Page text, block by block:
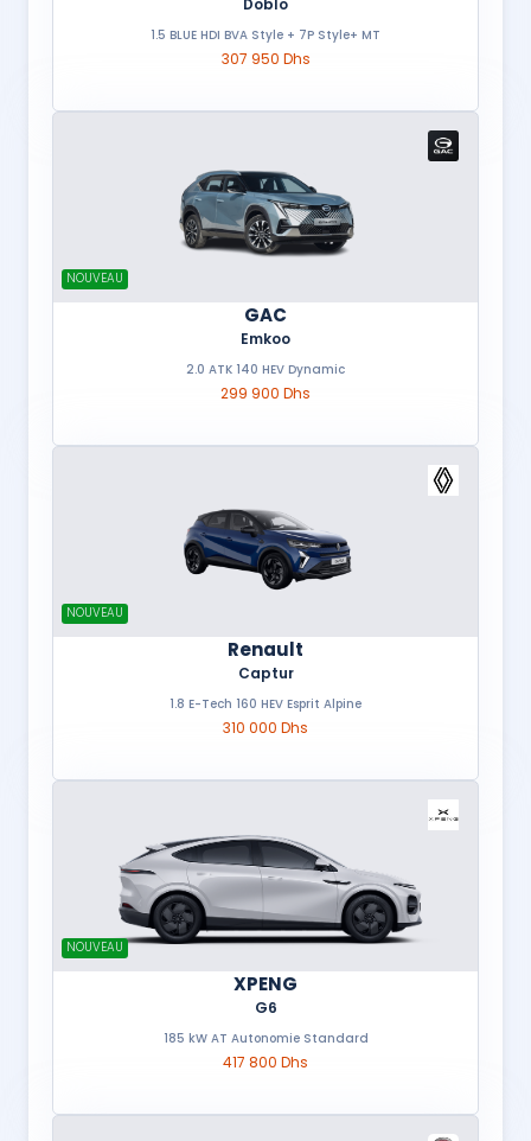
Doblo
1.5 BLUE HDI BVA Style + 7P Style+ MT
307 950 Dhs
NOUVEAU
GAC
Emkoo
2.0 ATK 140 HEV Dynamic
299 900 Dhs
NOUVEAU
Renault
Captur
1.8 E-Tech 160 HEV Esprit Alpine
310 000 Dhs
NOUVEAU
XPENG
G6
185 kW AT Autonomie Standard
417 800 Dhs